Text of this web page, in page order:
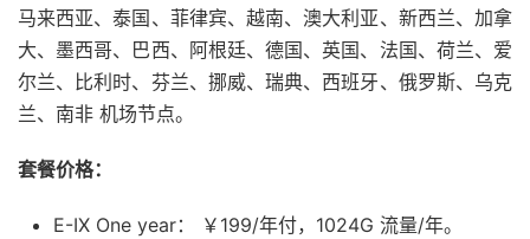
马来西亚、泰国、菲律宾、越南、澳大利亚、新西兰、加拿
大、墨西哥、巴西、阿根廷、德国、英国、法国、荷兰、爱
尔兰、比利时、芬兰、挪威、瑞典、西班牙、俄罗斯、乌克
兰、南非 机场节点。
套餐价格：
E-IX One year： ￥199/年付，1024G 流量/年。